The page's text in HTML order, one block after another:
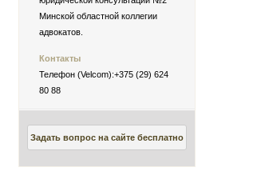
Минской областной коллегии
адвокатов.
Контакты
Телефон (Velcom):+375 (29) 624
80 88
Задать вопрос на сайте бесплатно